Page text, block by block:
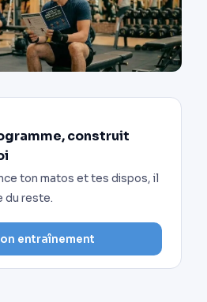
construit
ton matos et tes dispos, il
du reste.
entraînement